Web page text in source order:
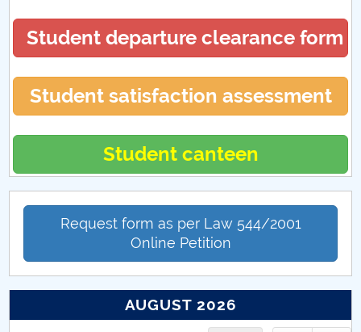
Student departure clearance form
Student satisfaction assessment
Student canteen
Request form as per Law 544/2001
Online Petition
AUGUST 2026